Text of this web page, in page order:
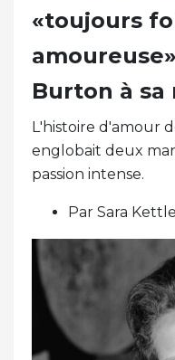
«toujours
Burton à sa
L'histoire d'amour
englobait deux
passion intense.
Par Sara